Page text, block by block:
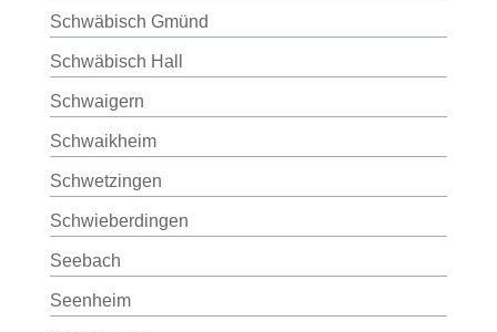
Schwäbisch Gmünd
Schwäbisch Hall
Schwaigern
Schwaikheim
Schwetzingen
Schwieberdingen
Seebach
Seenheim